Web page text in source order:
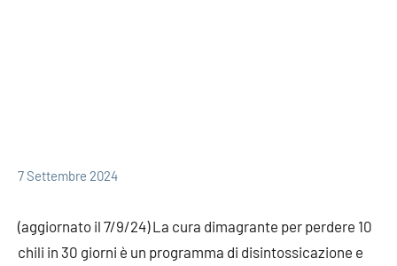
7 Settembre 2024
(aggiornato il 7/9/24) La cura dimagrante per perdere 10
chili in 30 giorni è un programma di disintossicazione e